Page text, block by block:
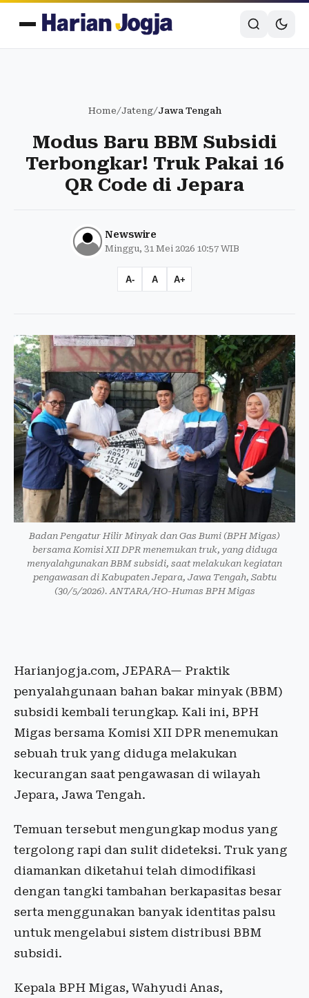
Home/Jateng/Jawa Tengah
Modus Baru BBM Subsidi
Terbongkar! Truk Pakai 16
QR Code di Jepara
Newswire
Minggu, 31 Mei 2026 10:57 WIB
A- A A+
Badan Pengatur Hilir Minyak dan Gas Bumi (BPH Migas)
bersama Komisi XII DPR menemukan truk, yang diduga
menyalahgunakan BBM subsidi, saat melakukan kegiatan
pengawasan di Kabupaten Jepara, Jawa Tengah, Sabtu
(30/5/2026). ANTARA/HO-Humas BPH Migas
Harianjogja.com, JEPARA— Praktik
penyalahgunaan bahan bakar minyak (BBM)
subsidi kembali terungkap. Kali ini, BPH
Migas bersama Komisi XII DPR menemukan
sebuah truk yang diduga melakukan
kecurangan saat pengawasan di wilayah
Jepara, Jawa Tengah.
Temuan tersebut mengungkap modus yang
tergolong rapi dan sulit dideteksi. Truk yang
diamankan diketahui telah dimodifikasi
dengan tangki tambahan berkapasitas besar
serta menggunakan banyak identitas palsu
untuk mengelabui sistem distribusi BBM
subsidi.
Kepala BPH Migas, Wahyudi Anas,